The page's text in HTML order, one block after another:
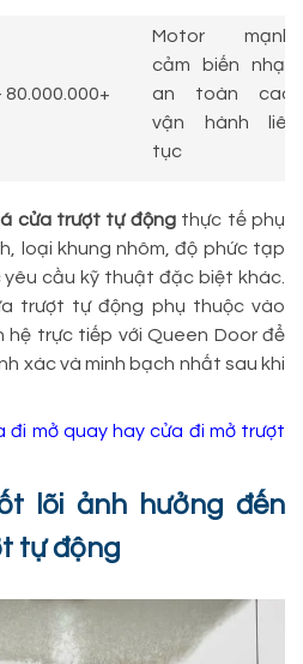
80.000.000+
Motor mạnh,
cảm biến nhạy,
an toàn cao,
vận hành liên
tục
cửa trượt tự độngthực tế phụ
loại khung nhôm, độ phức tạp
cầu kỹ thuật đặc biệt khác.
trượt tự động phụ thuộc vào
hệ trực tiếp với Queen Door để
xác và minh bạch nhất sau khi
đi mở quay hay cửa đi mở trượt
lõi ảnh hưởng đến
tự động